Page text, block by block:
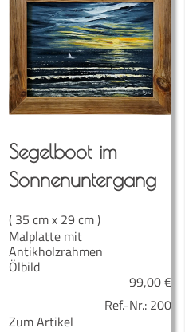
Segel­boot im
Sonnenuntergang
( 35 cm x 29 cm )
Malplatte mit
Antikholzrahmen
Ölbild
99,00€
Ref.-Nr.: 200
Zum Artikel